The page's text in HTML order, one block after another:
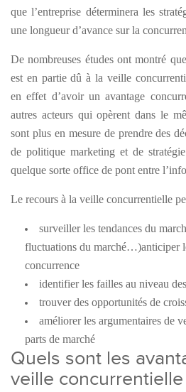
que l’entreprise déterminera les
une longueur d’avance sur la
De nombreuses études ont montré
est en partie dû à la veille
en effet d’avoir un avantage
autres acteurs qui opèrent dans le
sont plus en mesure de prendre des
de politique marketing et de
quelque sorte office de pont entre
Le recours à la veille concurrentielle
surveiller les tendances du
fluctuations du marché…)anticiper
concurrence
identifier les failles au niveau
trouver des opportunités de
améliorer les argumentaires de
parts de marché
Quels sont les
veille concurrentielle